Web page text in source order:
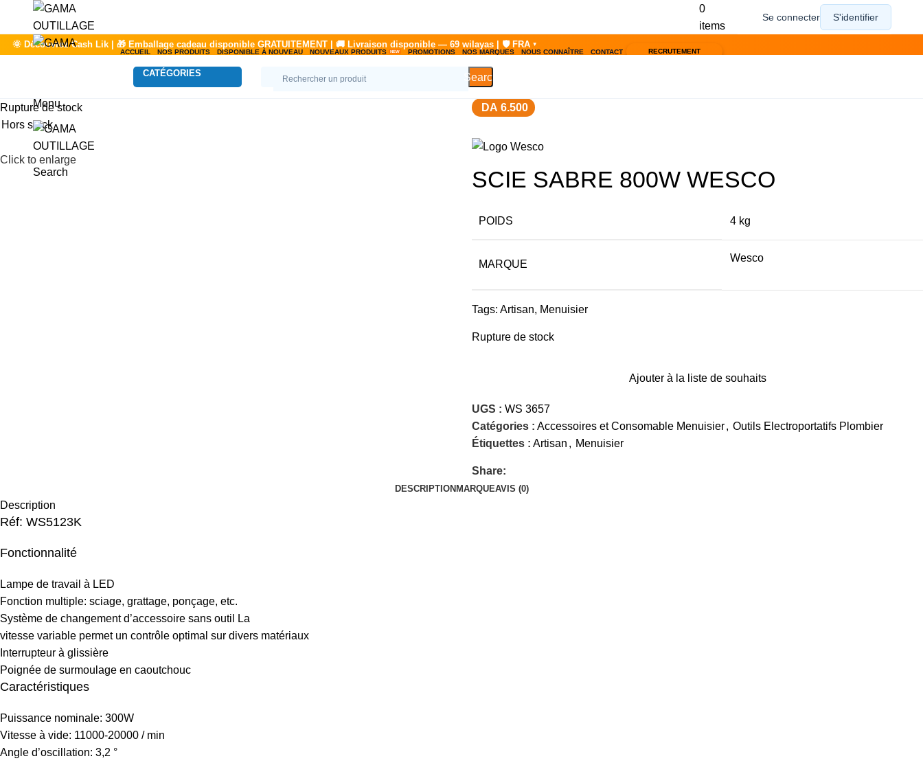
ACCUEIL NOS PRODUITS DISPONIBLE À NOUVEAU NOUVEAUX PRODUITS PROMOTIONS NOS MARQUES NOUS CONNAÎTRE CONTACT RECRUTEMENT
Accueil
Menu
Search
CATÉGORIES Search
0
items
Rupture de stock
Hors stock
Click to enlarge
DA 6.500
SCIE SABRE 800W WESCO
POIDS 4 kg
MARQUE
Wesco
Tags: Artisan, Menuisier
Rupture de stock
Ajouter à la liste de souhaits
UGS : WS 3657
Catégories : Accessoires et Consomable Menuisier, Outils Electroportatifs Plombier
Étiquettes : Artisan , Menuisier
Share:
DESCRIPTION MARQUEAVIS (0)
Description
Réf: WS5123K
Fonctionnalité
Lampe de travail à LED
Fonction multiple: sciage, grattage, ponçage, etc.
Système de changement d’accessoire sans outil La
vitesse variable permet un contrôle optimal sur divers matériaux
Interrupteur à glissière
Poignée de surmoulage en caoutchouc
Caractéristiques
Puissance nominale: 300W
Vitesse à vide: 11000-20000 / min
Angle d’oscillation: 3,2 °